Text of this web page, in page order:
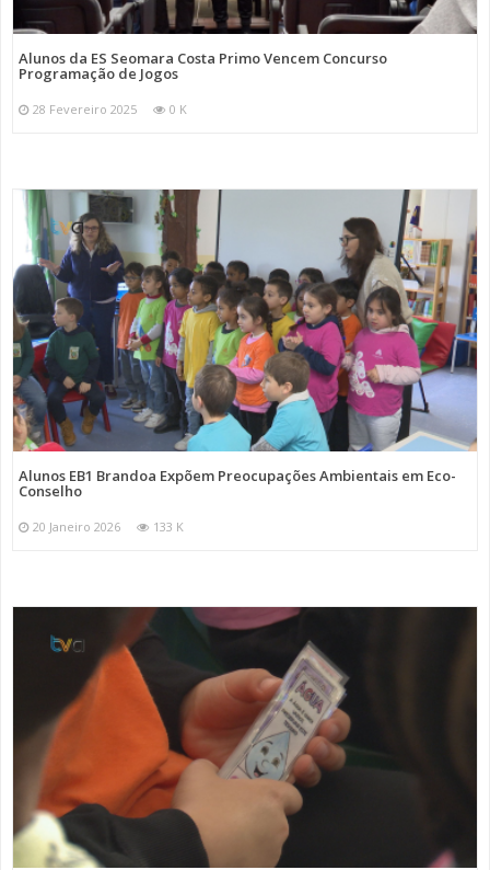
Alunos da ES Seomara Costa Primo Vencem Concurso
Programação de Jogos
28 Fevereiro 2025 0 K
Alunos EB1 Brandoa Expõem Preocupações Ambientais em Eco-
Conselho
20 Janeiro 2026 133 K